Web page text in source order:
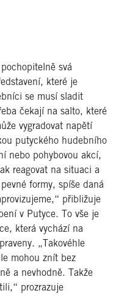
svá
které je
se musí sladit
čekají na salto, které
vygradovat napětí
putyckého hudebního
nebo pohybovou akcí,
reagovat na situaci a
formy, spíše daná
přibližuje
v Putyce. To vše je
která vychází na
„Takovéhle
mohou znít bez
a nevhodně. Takže
prozrazuje